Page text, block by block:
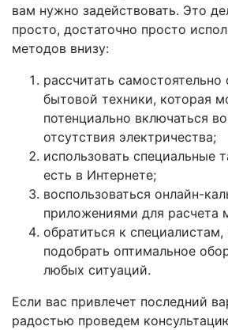
вам нужно задействовать. Это
просто, достаточно просто
методов внизу:
рассчитать
бытовой техники, которая
потенциально включаться
отсутствия электричества;
использовать специальные
есть в Интернете;
воспользоваться онлайн-
приложениями для расчета
обратиться к
подобрать оптимальное
любых ситуаций.
Если вас привлечет последний
радостью проведем